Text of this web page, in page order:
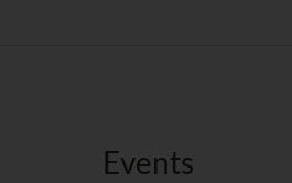
Events